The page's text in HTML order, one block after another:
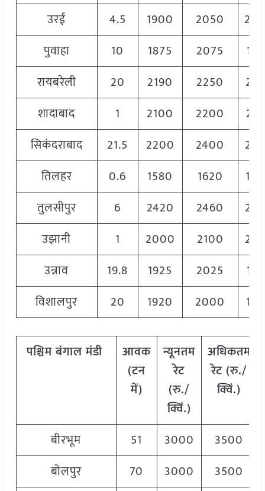
उरई
4.5 1900 2050
पुवाहा
10 1875 2075
रायबरेली
20 2190 2250
शादाबाद
1 2100 2200
सिकंदराबाद
21.5 2200 2400
तिलहर
0.6 1580 1620
तुलसीपुर
6 2420 2460
उझानी
1 2000 2100
उन्नाव
19.8 1925 2025
विशालपुर
20 1920 2000
पश्चिमबंगालमंडी
आवक
(टन
में)
न्यूनतम
रेट
(रु./
क्विं.)
अधिकतम
रेट (रु./
क्विं.)
बीरभूम 51 3000 3500
बोलपुर
70 3000 3500